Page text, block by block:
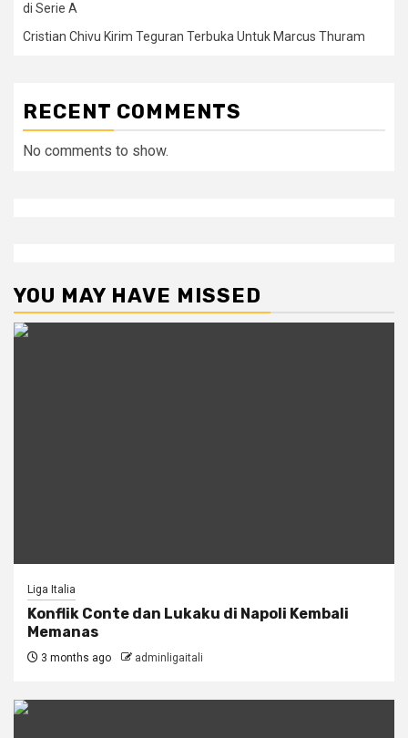
di Serie A
Cristian Chivu Kirim Teguran Terbuka Untuk Marcus Thuram
RECENT COMMENTS
No comments to show.
YOU MAY HAVE MISSED
Liga Italia
Konflik Conte dan Lukaku di Napoli Kembali
Memanas
3 months ago adminligaitali